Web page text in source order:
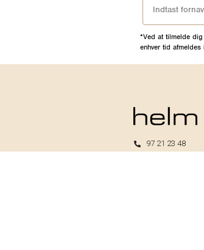
*Ved at tilmelde
enhver tid afmeldes
97 21 23 48